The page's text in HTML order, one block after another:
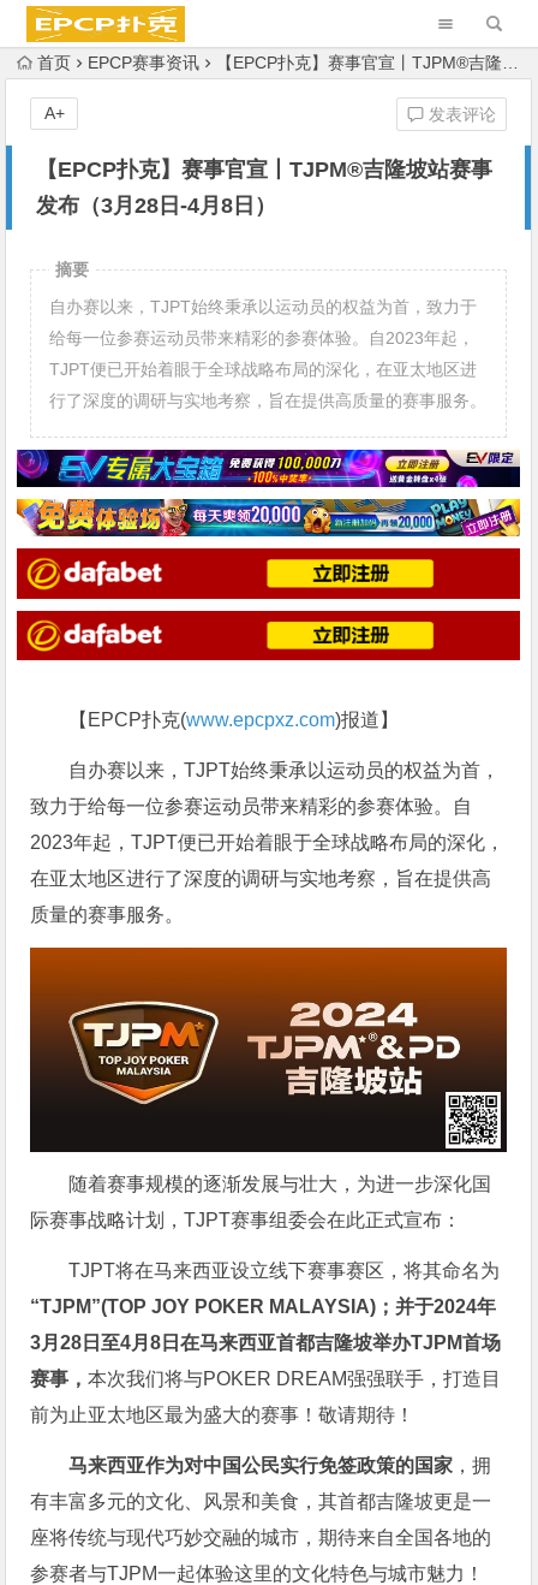
首页 EPCP赛事资讯 【EPCP扑克】赛事官宣丨TJPM®吉隆坡站赛事发布（3月28日-4月8日）
【EPCP扑克】赛事官宣丨TJPM®吉隆坡站赛事
发布（3月28日-4月8日）
发表评论
A+
摘要
自办赛以来，TJPT始终秉承以运动员的权益为首，致力于
给每一位参赛运动员带来精彩的参赛体验。自2023年起，
TJPT便已开始着眼于全球战略布局的深化，在亚太地区进
行了深度的调研与实地考察，旨在提供高质量的赛事服务。
【EPCP扑克(www.epcpxz.com)报道】
自办赛以来，TJPT始终秉承以运动员的权益为首，
致力于给每一位参赛运动员带来精彩的参赛体验。自
2023年起，TJPT便已开始着眼于全球战略布局的深化，
在亚太地区进行了深度的调研与实地考察，旨在提供高
质量的赛事服务。
随着赛事规模的逐渐发展与壮大，为进一步深化国
际赛事战略计划，TJPT赛事组委会在此正式宣布：
TJPT将在马来西亚设立线下赛事赛区，将其命名为
“TJPM”(TOP JOY POKER MALAYSIA)；并于2024年
3月28日至4月8日在马来西亚首都吉隆坡举办TJPM首场
赛事，本次我们将与POKER DREAM强强联手，打造目
前为止亚太地区最为盛大的赛事！敬请期待！
马来西亚作为对中国公民实行免签政策的国家 ，拥
有丰富多元的文化、风景和美食，其首都吉隆坡更是一
座将传统与现代巧妙交融的城市，期待来自全国各地的
参赛者与TJPM一起体验这里的文化特色与城市魅力！